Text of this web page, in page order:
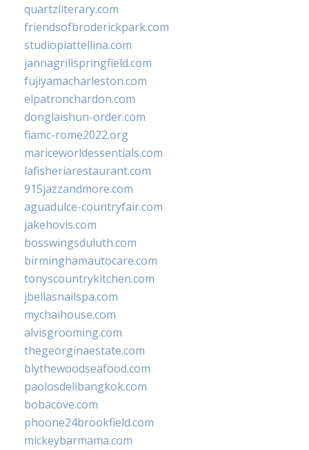
quartzliterary.com
friendsofbroderickpark.com
studiopiattellina.com
jannagrillspringfield.com
fujiyamacharleston.com
elpatronchardon.com
donglaishun-order.com
fiamc-rome2022.org
mariceworldessentials.com
lafisheriarestaurant.com
915jazzandmore.com
aguadulce-countryfair.com
jakehovis.com
bosswingsduluth.com
birminghamautocare.com
tonyscountrykitchen.com
jbellasnailspa.com
mychaihouse.com
alvisgrooming.com
thegeorginaestate.com
blythewoodseafood.com
paolosdelibangkok.com
bobacove.com
phoone24brookfield.com
mickeybarmama.com